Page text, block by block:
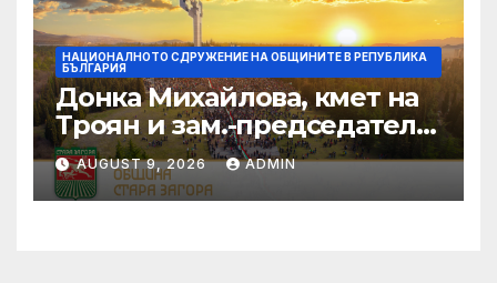
НАЦИОНАЛНОТО СДРУЖЕНИЕ НА ОБЩИНИТЕ В РЕПУБЛИКА
БЪЛГАРИЯ
Донка Михайлова, кмет на
Троян и зам.-председател
на НСОРБ: Знаем какво е
произведено, как е
произведено и какво влиза
AUGUST 9, 2026 ADMIN